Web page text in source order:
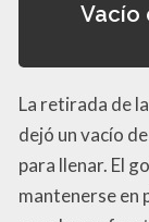
Vacío
La retirada de
dejó un vacío
para llenar. El
mantenerse en